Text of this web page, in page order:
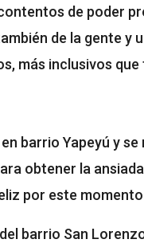
de poder
de la gente y
más inclusivos
barrio Yapeyú y
obtener la
por este
barrio San